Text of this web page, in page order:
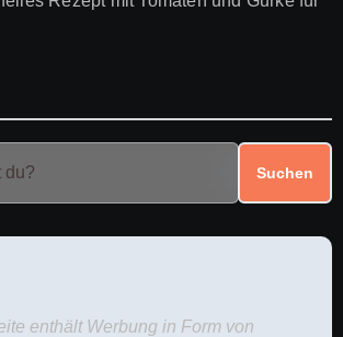
Suchen
enthält Werbung in Form von